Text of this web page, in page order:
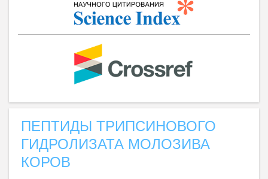
ПЕПТИДЫ ТРИПСИНОВОГО
ГИДРОЛИЗАТА МОЛОЗИВА
КОРОВ